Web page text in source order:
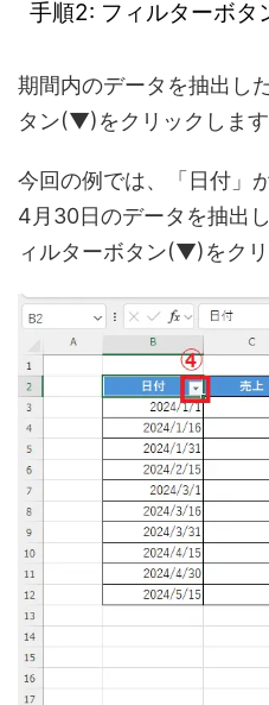
手順2: フィルターボ
期間内のデータを抽出し
タン(▼)をクリックしま
今回の例では、「日付」
4月30日のデータを抽出
ィルターボタン(▼)をクリ